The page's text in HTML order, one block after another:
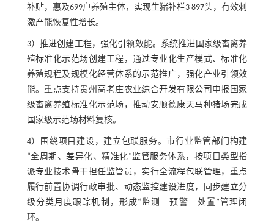
补贴，惠及699户养殖主体，实现生猪补栏3 897头，有效刺
激产能恢复性增长。
3）推进创建工程，强化引领效能。系统推进国家级畜禽养
殖标准化示范场创建工程，通过专业化生产模式、标准化
养殖规程及规模化经营体系的示范推广，强化产业引领效
能。重点支持贵州高老庄农业综合开发有限公司申报国家
级畜禽养殖标准化示范场，推动安顺德康天马种猪场完成
国家级示范场材料复核。
4）围绕项目建设，建立包联服务。市行业监管部门构建
“全周期、差异化、精准化”监管服务体系，按项目类型指
派专业技术骨干担任监管员，实行全流程包联管理，重点
履行前置协调行政审批、动态监控建设进度，同步建立分
级分类月度跟踪机制，形成“监测－预警－处置”管理闭
环。